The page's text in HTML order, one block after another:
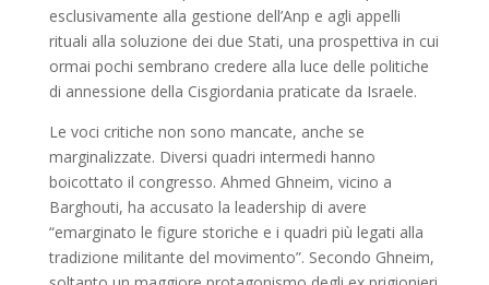
esclusivamente alla gestione dell’Anp e agli appelli
rituali alla soluzione dei due Stati, una prospettiva in cui
ormai pochi sembrano credere alla luce delle politiche
di annessione della Cisgiordania praticate da Israele.
Le voci critiche non sono mancate, anche se
marginalizzate. Diversi quadri intermedi hanno
boicottato il congresso. Ahmed Ghneim, vicino a
Barghouti, ha accusato la leadership di avere
“emarginato le figure storiche e i quadri più legati alla
tradizione militante del movimento”. Secondo Ghneim,